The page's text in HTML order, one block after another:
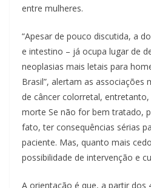
entre mulheres.
“Apesar de pouco discutida, a
e intestino – já ocupa lugar de
neoplasias mais letais para
Brasil”, alertam as associações
de câncer colorretal,
morte Se não for bem tratado,
fato, ter consequências sérias
paciente. Mas, quanto mais
possibilidade de intervenção e
A orientação é que, a partir dos